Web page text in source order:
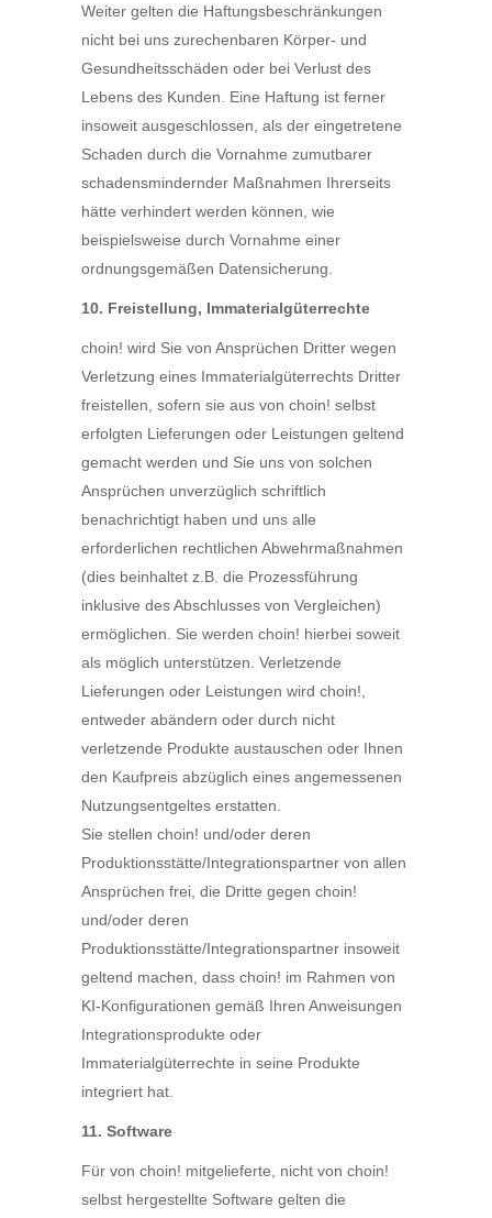
Weiter gelten die Haftungsbeschränkungen
nicht bei uns zurechenbaren Körper- und
Gesundheitsschäden oder bei Verlust des
Lebens des Kunden. Eine Haftung ist ferner
insoweit ausgeschlossen, als der eingetretene
Schaden durch die Vornahme zumutbarer
schadensmindernder Maßnahmen Ihrerseits
hätte verhindert werden können, wie
beispielsweise durch Vornahme einer
ordnungsgemäßen Datensicherung.
10. Freistellung, Immaterialgüterrechte
choin! wird Sie von Ansprüchen Dritter wegen
Verletzung eines Immaterialgüterrechts Dritter
freistellen, sofern sie aus von choin! selbst
erfolgten Lieferungen oder Leistungen geltend
gemacht werden und Sie uns von solchen
Ansprüchen unverzüglich schriftlich
benachrichtigt haben und uns alle
erforderlichen rechtlichen Abwehrmaßnahmen
(dies beinhaltet z.B. die Prozessführung
inklusive des Abschlusses von Vergleichen)
ermöglichen. Sie werden choin! hierbei soweit
als möglich unterstützen. Verletzende
Lieferungen oder Leistungen wird choin!,
entweder abändern oder durch nicht
verletzende Produkte austauschen oder Ihnen
den Kaufpreis abzüglich eines angemessenen
Nutzungsentgeltes erstatten.
Sie stellen choin! und/oder deren
Produktionsstätte/Integrationspartner von allen
Ansprüchen frei, die Dritte gegen choin!
und/oder deren
Produktionsstätte/Integrationspartner insoweit
geltend machen, dass choin! im Rahmen von
KI-Konfigurationen gemäß Ihren Anweisungen
Integrationsprodukte oder
Immaterialgüterrechte in seine Produkte
integriert hat.
11. Software
Für von choin! mitgelieferte, nicht von choin!
selbst hergestellte Software gelten die